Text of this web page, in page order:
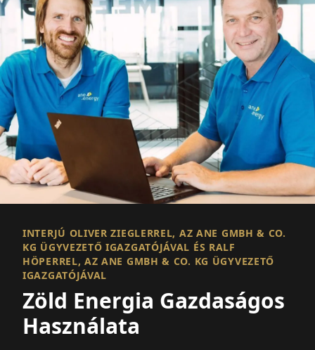
INTERJÚ OLIVER ZIEGLERREL, AZ ANE GMBH & CO.
KG ÜGYVEZETŐ IGAZGATÓJÁVAL ÉS RALF
HÖPERREL, AZ ANE GMBH & CO. KG ÜGYVEZETŐ
IGAZGATÓJÁVAL
Zöld Energia Gazdaságos
Használata